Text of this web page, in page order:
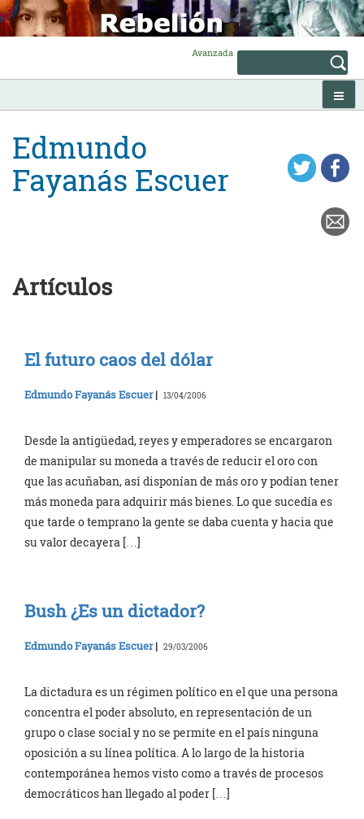
Skip
to
content
Avanzada
Edmundo
Fayanás Escuer
Artículos
El futuro caos del dólar
Edmundo Fayanás Escuer| 13/04/2006
Desde la antigüedad, reyes y emperadores se encargaron
de manipular su moneda a través de reducir el oro con
que las acuñaban, así disponían de más oro y podían tener
más moneda para adquirir más bienes. Lo que sucedía es
que tarde o temprano la gente se daba cuenta y hacia que
su valor decayera […]
Bush ¿Es un dictador?
Edmundo Fayanás Escuer| 29/03/2006
La dictadura es un régimen político en el que una persona
concentra el poder absoluto, en representación de un
grupo o clase social y no se permite en el país ninguna
oposición a su línea política. A lo largo de la historia
contemporánea hemos visto como a través de procesos
democráticos han llegado al poder […]